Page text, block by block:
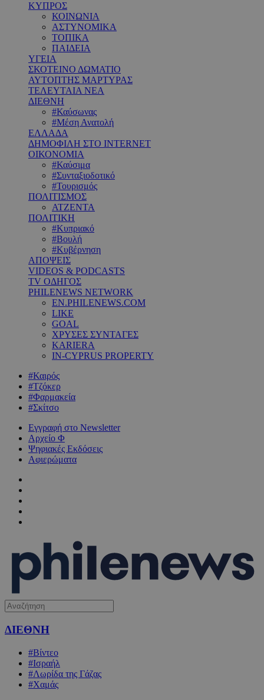
ΚΥΠΡΟΣ
ΚΟΙΝΩΝΙΑ
ΑΣΤΥΝΟΜΙΚΑ
ΤΟΠΙΚΑ
ΠΑΙΔΕΙΑ
ΥΓΕΙΑ
ΣΚΟΤΕΙΝΟ ΔΩΜΑΤΙΟ
ΑΥΤΟΠΤΗΣ ΜΑΡΤΥΡΑΣ
ΤΕΛΕΥΤΑΙΑ ΝΕΑ
ΔΙΕΘΝΗ
#Καύσωνας
#Μέση Ανατολή
ΕΛΛΑΔΑ
ΔΗΜΟΦΙΛΗ ΣΤΟ INTERNET
ΟΙΚΟΝΟΜΙΑ
#Καύσιμα
#Συνταξιοδοτικό
#Τουρισμός
ΠΟΛΙΤΙΣΜΟΣ
ΑΤΖΕΝΤΑ
ΠΟΛΙΤΙΚΗ
#Κυπριακό
#Βουλή
#Κυβέρνηση
ΑΠΟΨΕΙΣ
VIDEOS & PODCASTS
TV ΟΔΗΓΟΣ
PHILENEWS NETWORK
EN.PHILENEWS.COM
LIKE
GOAL
ΧΡΥΣΕΣ ΣΥΝΤΑΓΕΣ
KARIERA
IN-CYPRUS PROPERTY
#Καιρός
#Τζόκερ
#Φαρμακεία
#Σκίτσο
Εγγραφή στο Newsletter
Αρχείο Φ
Ψηφιακές Εκδόσεις
Αφιερώματα
ΔΙΕΘΝΗ
#Βίντεο
#Ισραήλ
#Λωρίδα της Γάζας
#Χαμάς